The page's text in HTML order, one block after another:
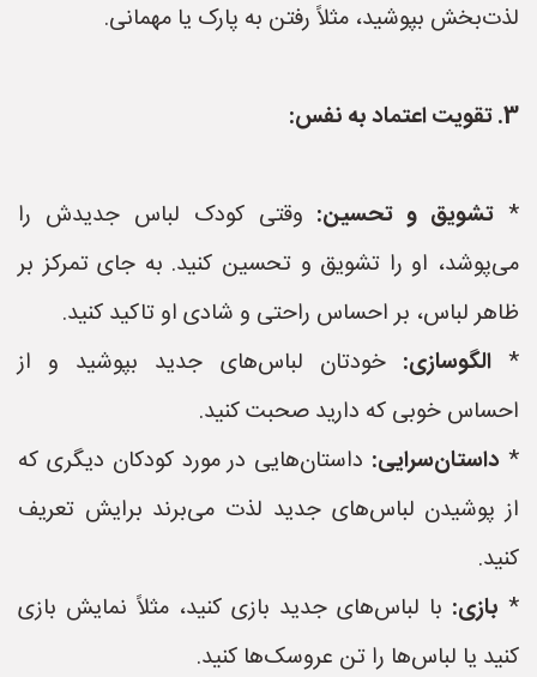
لذت‌بخش بپوشید، مثلاً رفتن به پارک یا مهمانی.
3. تقویت اعتماد به نفس:
* تشویق و تحسین: وقتی کودک لباس جدیدش را
می‌پوشد، او را تشویق و تحسین کنید. به جای تمرکز بر
ظاهر لباس، بر احساس راحتی و شادی او تاکید کنید.
*الگوسازی: خودتان لباس‌های جدید بپوشید و از
احساس خوبی که دارید صحبت کنید.
* داستان‌سرایی: داستان‌هایی در مورد کودکان دیگری که
از پوشیدن لباس‌های جدید لذت می‌برند برایش تعریف
کنید.
* بازی: با لباس‌های جدید بازی کنید، مثلاً نمایش بازی
کنید یا لباس‌ها را تن عروسک‌ها کنید.